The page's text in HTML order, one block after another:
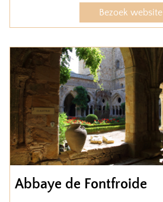
Bezoek website
Abbaye de Fontfroide